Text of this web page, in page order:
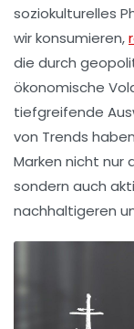
soziokulturelles
wir konsumieren,
die durch
ökonomische
tiefgreifende
von Trends
Marken nicht nur
sondern auch
nachhaltigeren